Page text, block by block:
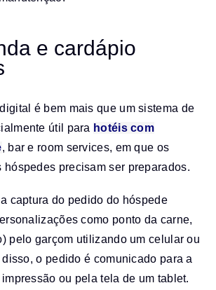
e cardápio
é bem mais que um sistema de
útil para hotéis com
, bar e room services, em que os
hóspedes precisam ser preparados.
captura do pedido do hóspede
como ponto da carne,
pelo garçom utilizando um celular ou
o pedido é comunicado para a
ou pela tela de um tablet.